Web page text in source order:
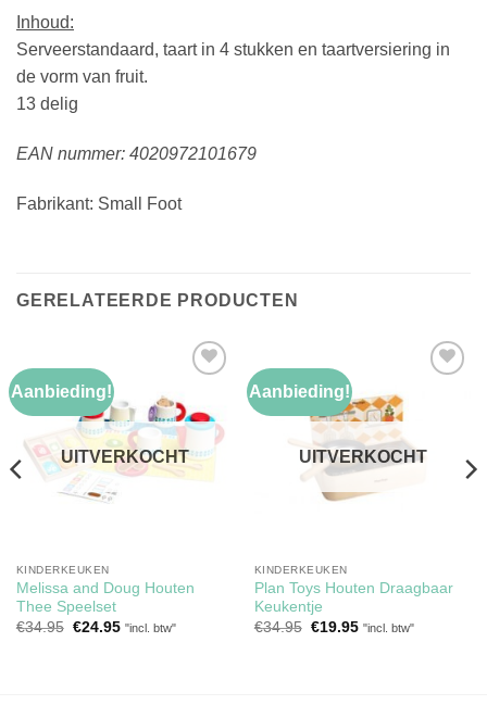
Inhoud:
Serveerstandaard, taart in 4 stukken en taartversiering in
de vorm van fruit.
13 delig
EAN nummer: 4020972101679
Fabrikant: Small Foot
GERELATEERDE PRODUCTEN
Aanbieding!
aan
verlanglijst
UITVERKOCHT
KINDERKEUKEN
Melissa and Doug Houten
Thee Speelset
€34.95 Oorspronkelijke
€24.95Huidige
"incl. btw"
Aanbieding!
verlanglijst
UITVERKOCHT
KINDERKEUKEN
Plan Toys Houten Draagbaar
Keukentje
€34.95 Oorspronkelijke
€19.95Huidige
"incl. btw"